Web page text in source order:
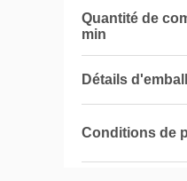
Quantité de
min
Détails
Conditions de